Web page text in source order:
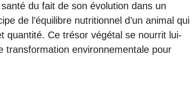
du fait de son évolution dans un
de l’équilibre nutritionnel d’un animal qui
quantité. Ce trésor végétal se nourrit lui-
transformation environnementale pour